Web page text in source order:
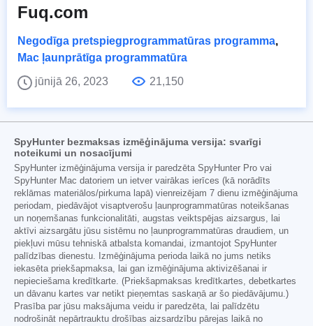
Fuq.com
Negodīga pretspiegprogrammatūras programma,
Mac ļaunprātīga programmatūra
jūnijā 26, 2023
21,150
SpyHunter bezmaksas izmēģinājuma versija: svarīgi
noteikumi un nosacījumi
SpyHunter izmēģinājuma versija ir paredzēta SpyHunter Pro vai
SpyHunter Mac datoriem un ietver vairākas ierīces (kā norādīts
reklāmas materiālos/pirkuma lapā) vienreizējam 7 dienu izmēģinājuma
periodam, piedāvājot visaptverošu ļaunprogrammatūras noteikšanas
un noņemšanas funkcionalitāti, augstas veiktspējas aizsargus, lai
aktīvi aizsargātu jūsu sistēmu no ļaunprogrammatūras draudiem, un
piekļuvi mūsu tehniskā atbalsta komandai, izmantojot SpyHunter
palīdzības dienestu. Izmēģinājuma perioda laikā no jums netiks
iekasēta priekšapmaksa, lai gan izmēģinājuma aktivizēšanai ir
nepieciešama kredītkarte. (Priekšapmaksas kredītkartes, debetkartes
un dāvanu kartes var netikt pieņemtas saskaņā ar šo piedāvājumu.)
Prasība par jūsu maksājuma veidu ir paredzēta, lai palīdzētu
nodrošināt nepārtrauktu drošības aizsardzību pārejas laikā no